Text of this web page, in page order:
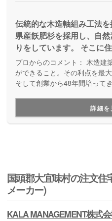
伝統的な木造軸組み工法
県産飫肥杉を採用し、自
りをしています。 そこに
めに。木を魅せる。木を
縄県で木造住宅をご検討さ
にご相談ください。 省エ
に素敵なマイホームを建て
プロからのコメント： 木造建
ができること。その利点を最
そして創業から48年間培って
詳細を
国頭郡大宜味村の注文住
メーカー)
KALA MANAGEMENT株式